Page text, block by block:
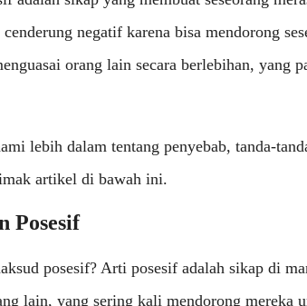
negatif karena bisa mendorong
orang lain secara berlebihan, yang
lebih dalam tentang penyebab, tanda-
artikel di bawah ini.
Posesif
posesif? Arti posesif adalah sikap di
lain, yang sering kali mendorong mereka